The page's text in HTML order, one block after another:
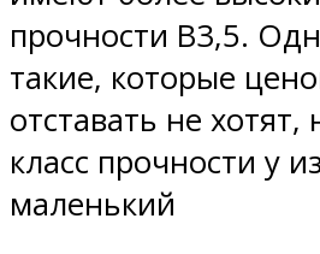
прочности В3,5.
такие, которые
отставать не
класс прочности у
маленький